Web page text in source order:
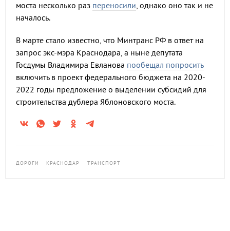
моста несколько раз переносили, однако оно так и не
началось.
В марте стало известно, что Минтранс РФ в ответ на
запрос экс-мэра Краснодара, а ныне депутата
Госдумы Владимира Евланова пообещал попросить
включить в проект федерального бюджета на 2020-
2022 годы предложение о выделении субсидий для
строительства дублера Яблоновского моста.
ДОРОГИ КРАСНОДАР ТРАНСПОРТ